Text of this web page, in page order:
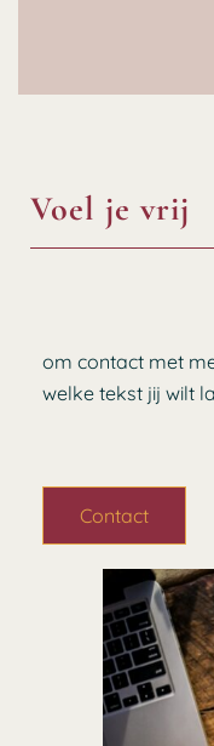
Voel je vrij
om contact met
welke tekst jij wilt
Contact